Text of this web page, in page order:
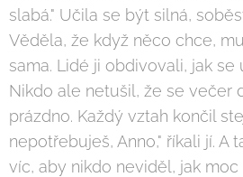
slabá." Učila se být silná,
Věděla, že když něco chce,
sama. Lidé ji obdivovali, jak se
Nikdo ale netušil, že se večer
prázdno. Každý vztah končil
nepotřebuješ, Anno," říkali jí. A
víc, aby nikdo neviděl, jak